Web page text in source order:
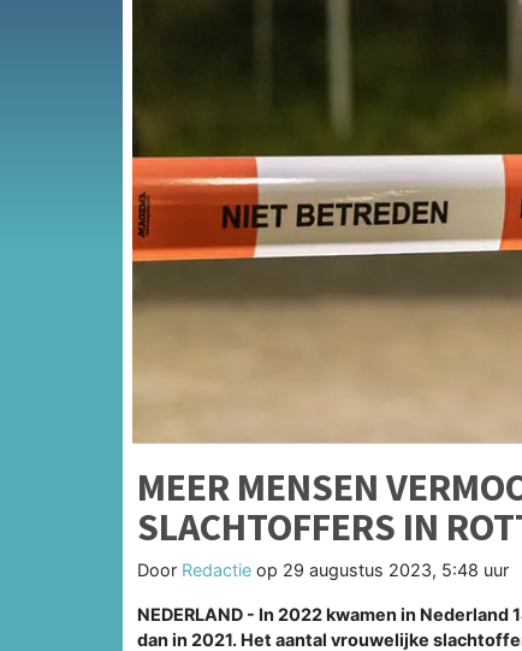
MEER MENSEN
SLACHTOFFERS IN
Door Redactie op 29 augustus 2023, 5:48 uur
NEDERLAND - In 2022 kwamen in
dan in 2021. Het aantal vrouwelijke